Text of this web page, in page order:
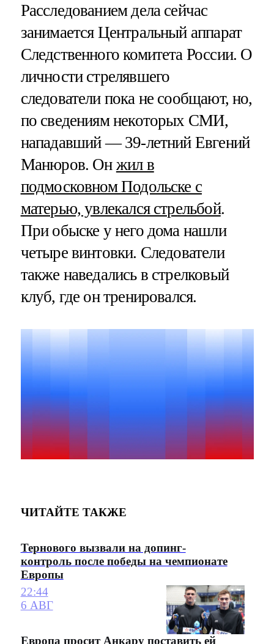
Расследованием дела сейчас
занимается Центральный аппарат
Следственного комитета России. О
личности стрелявшего
следователи пока не сообщают, но,
по сведениям некоторых СМИ,
нападавший — 39-летний Евгений
Манюров. Он жил в
подмосковном Подольске с
матерью, увлекался стрельбой.
При обыске у него дома нашли
четыре винтовки. Следователи
также наведались в стрелковый
клуб, где он тренировался.
ЧИТАЙТЕ ТАКЖЕ
Тернового вызвали на допинг-
контроль после победы на чемпионате
Европы
22:44
6 АВГ
Европа просит Анкару поставить ей